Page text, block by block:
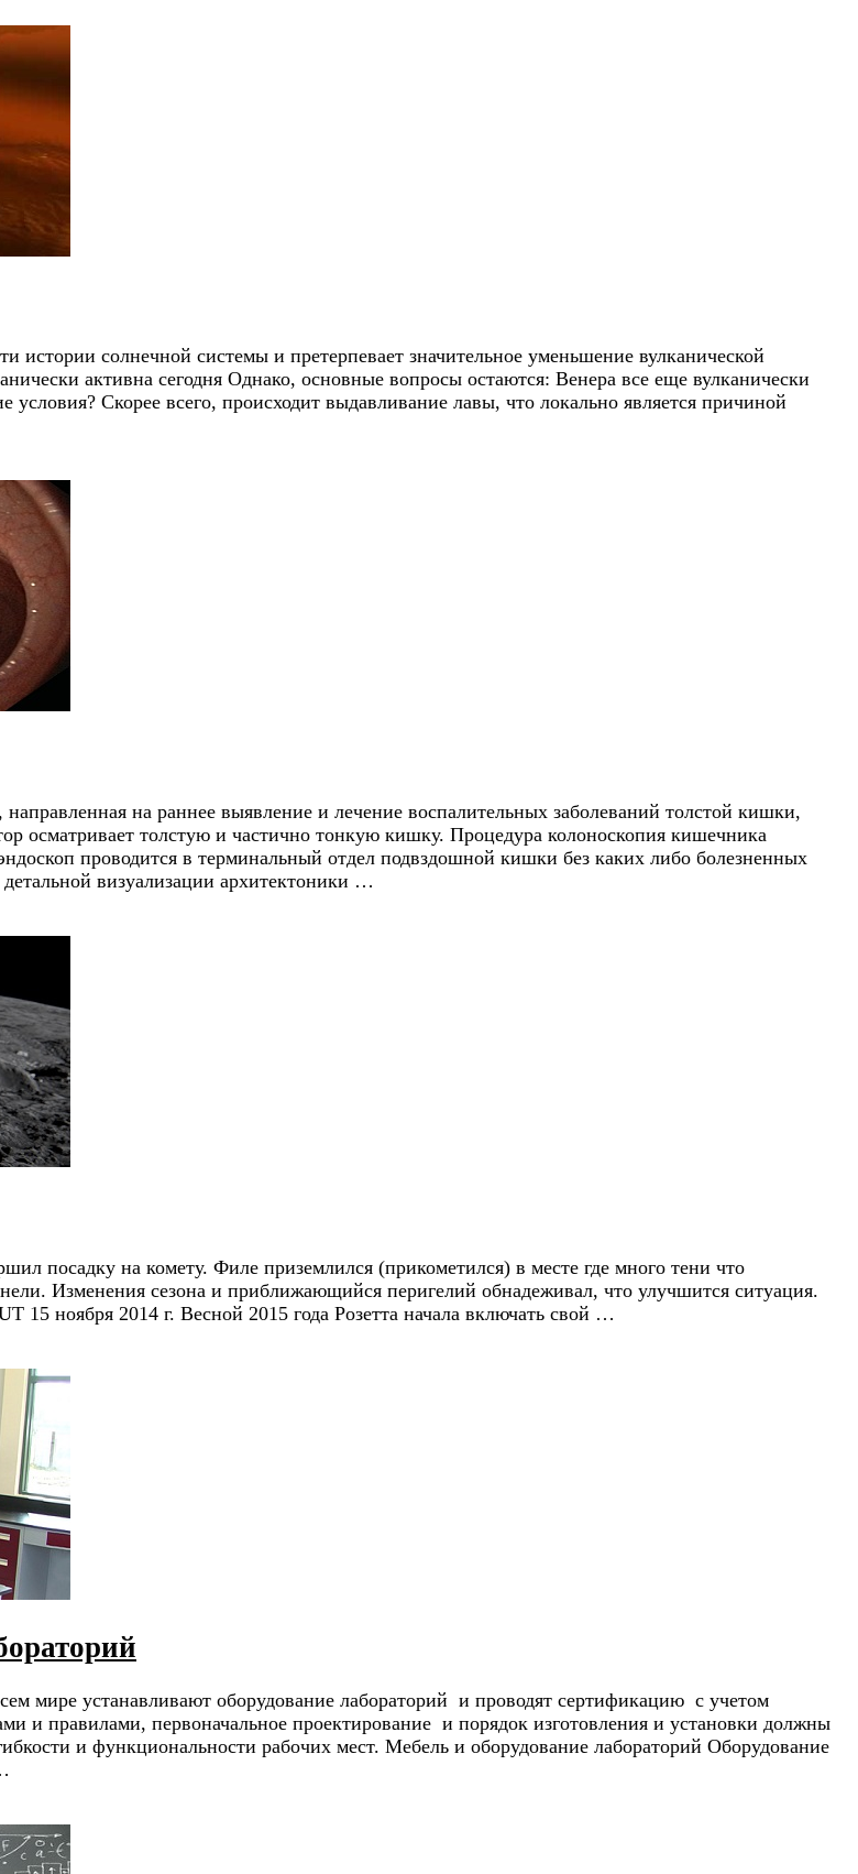
истории солнечной системы и претерпевает значительное уменьшение вулканической
активна сегодня Однако, основные вопросы остаются: Венера все еще вулканически
условия? Скорее всего, происходит выдавливание лавы, что локально является причиной
на раннее выявление и лечение воспалительных заболеваний толстой кишки,
осматривает толстую и частично тонкую кишку. Процедура колоноскопия кишечника
проводится в терминальный отдел подвздошной кишки без каких либо болезненных
визуализации архитектоники …
посадку на комету. Филе приземлился (прикометился) в месте где много тени что
Изменения сезона и приближающийся перигелий обнадеживал, что улучшится ситуация.
15 ноября 2014 г. Весной 2015 года Розетта начала включать свой …
мире устанавливают оборудование лабораторий и проводят сертификацию с учетом
и правилами, первоначальное проектирование и порядок изготовления и установки должны
и функциональности рабочих мест. Мебель и оборудование лабораторий Оборудование